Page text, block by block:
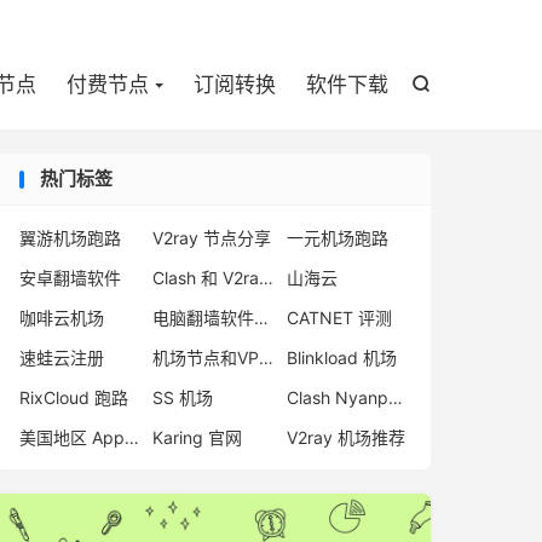

点 付费节点 订阅转换 软件下载
热门标签
翼游机场跑路 V2ray 节点分享
一元机场跑路
安卓翻墙软件
Clash 和 V2rayNG
山海云
咖啡云机场
电脑翻墙软件下载
CATNET 评测
速蛙云注册
机场节点和VPN区别
Blinkload 机场
RixCloud 跑路
SS 机场
Clash Nyanpasu
美国地区 App Store
Karing 官网 V2ray 机场推荐